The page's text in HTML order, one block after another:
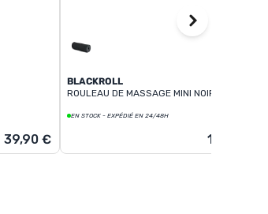
39,90 €
BLACKROLL
ROULEAU DE MASSAGE MINI NOIR
EN STOCK - EXPÉDIÉ EN 24/48H
11,00 €